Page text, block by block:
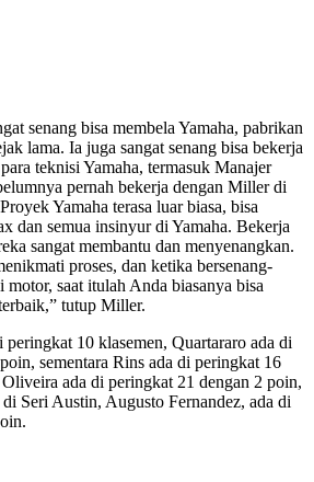
senang bisa membela Yamaha, pabrikan
lama. Ia juga sangat senang bisa bekerja
teknisi Yamaha, termasuk Manajer
pernah bekerja dengan Miller di
Yamaha terasa luar biasa, bisa
dan semua insinyur di Yamaha. Bekerja
sangat membantu dan menyenangkan.
proses, dan ketika bersenang-
motor, saat itulah Anda biasanya bisa
tutup Miller.
10 klasemen, Quartararo ada di
sementara Rins ada di peringkat 16
ada di peringkat 21 dengan 2 poin,
Seri Austin, Augusto Fernandez, ada di